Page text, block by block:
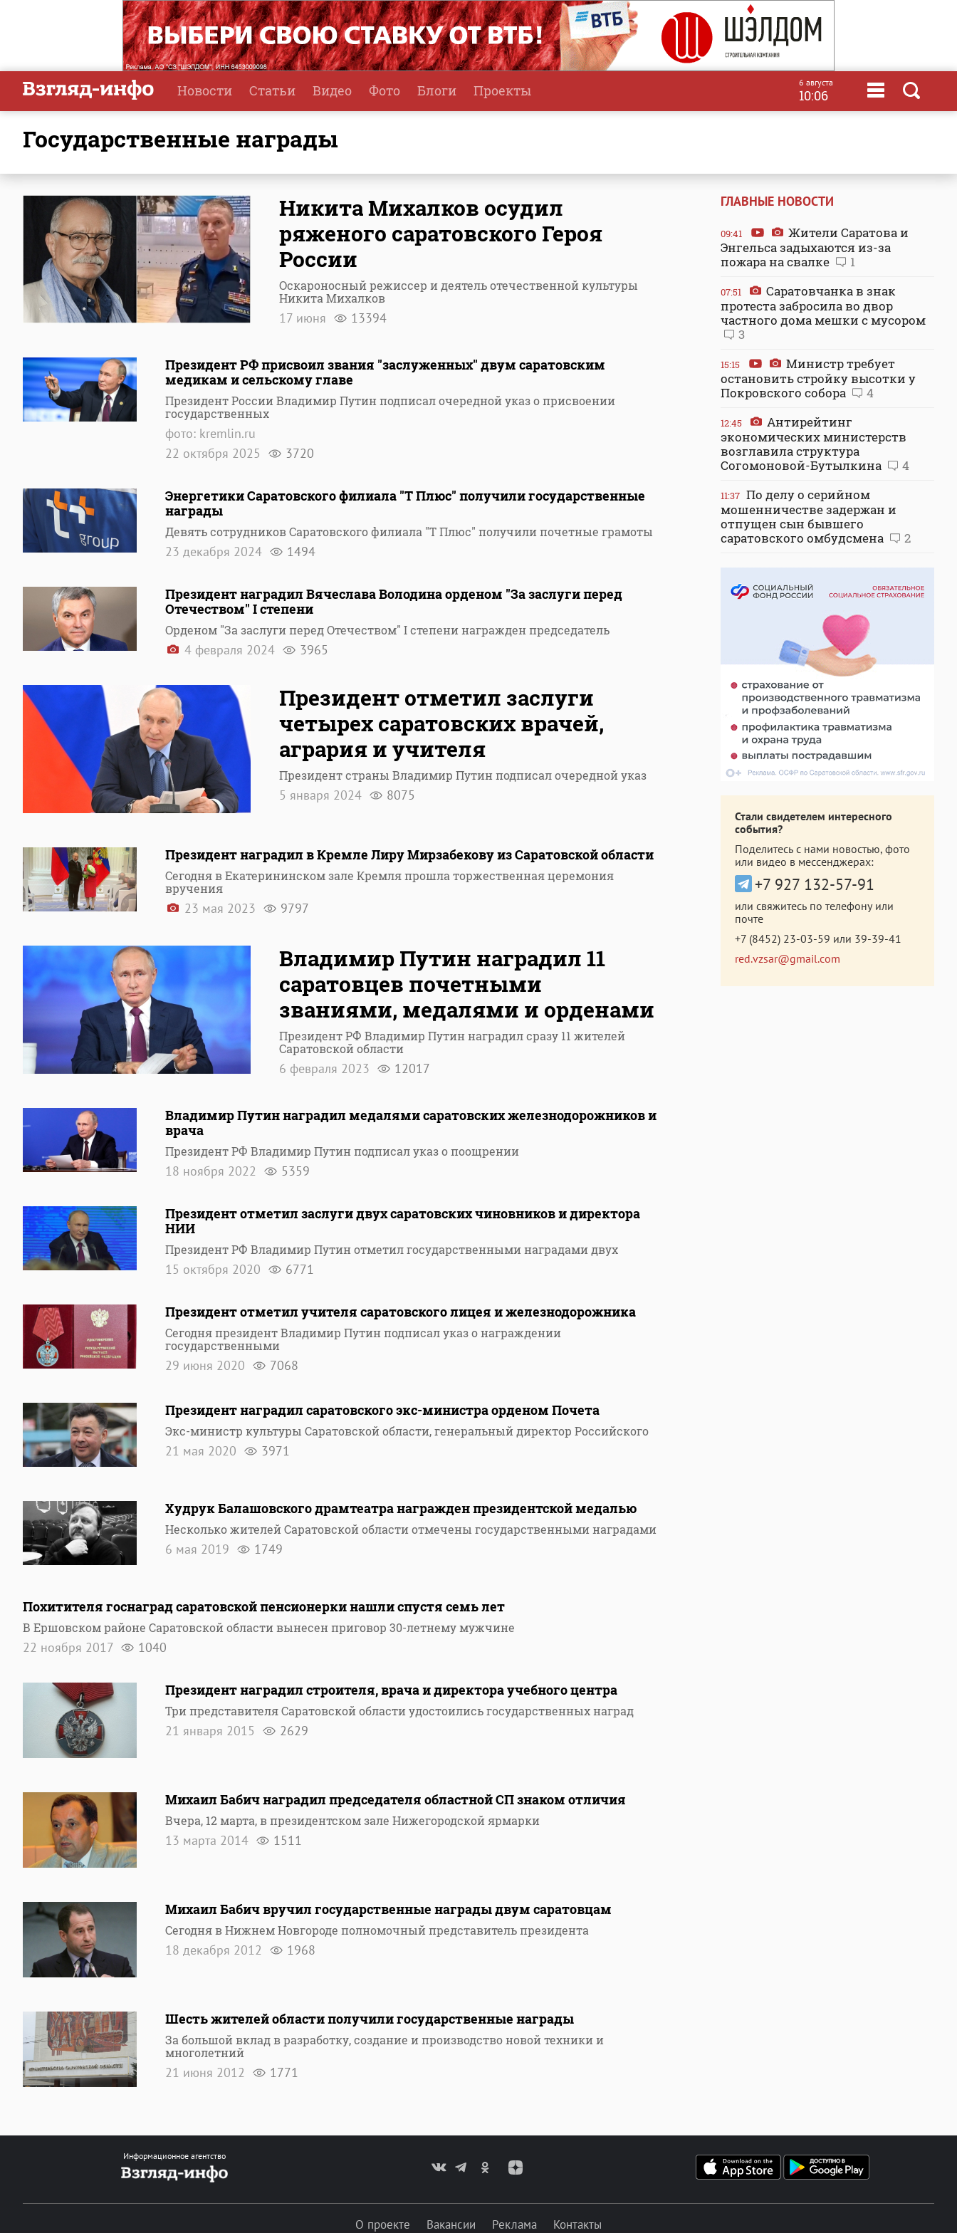
Новости Статьи Видео Фото Блоги Проекты 6 августа
10:06
государственные награды
Никита Михалков осудил
ряженого саратовского Героя
России
Оскароносный режиссер и деятель отечественной культуры
Никита Михалков
17 июня 13394
Президент РФ присвоил звания "заслуженных" двум саратовским
медикам и сельскому главе
Президент России Владимир Путин подписал очередной указ о присвоении
государственных
фото: kremlin.ru
22 октября 2025
3720
Энергетики Саратовского филиала "Т Плюс" получили государственные
награды
Девять сотрудников Саратовского филиала "Т Плюс" получили почетные грамоты
23 декабря 2024 1494
Президент наградил Вячеслава Володина орденом "За заслуги перед
Отечеством" I степени
Орденом "За заслуги перед Отечеством" I степени награжден председатель
4 февраля 2024 3965
Президент отметил заслуги
четырех саратовских врачей,
агрария и учителя
Президент страны Владимир Путин подписал очередной указ
5 января 2024 8075
Президент наградил в Кремле Лиру Мирзабекову из Саратовской области
Сегодня в Екатерининском зале Кремля прошла торжественная церемония
вручения
23 мая 2023 9797
Владимир Путин наградил 11
саратовцев почетными
званиями, медалями и орденами
Президент РФ Владимир Путин наградил сразу 11 жителей
Саратовской области
6 февраля 2023 12017
Владимир Путин наградил медалями саратовских железнодорожников и
врача
Президент РФ Владимир Путин подписал указ о поощрении
18 ноября 2022 5359
Президент отметил заслуги двух саратовских чиновников и директора
НИИ
Президент РФ Владимир Путин отметил государственными наградами двух
15 октября 2020 6771
Президент отметил учителя саратовского лицея и железнодорожника
Сегодня президент Владимир Путин подписал указ о награждении
государственными
29 июня 2020 7068
Президент наградил саратовского экс-министра орденом Почета
Экс-министр культуры Саратовской области, генеральный директор Российского
21 мая 2020 3971
Худрук Балашовского драмтеатра награжден президентской медалью
Несколько жителей Саратовской области отмечены государственными наградами
6 мая 2019 1749
Похитителя госнаград саратовской пенсионерки нашли спустя семь лет
В Ершовском районе Саратовской области вынесен приговор 30-летнему мужчине
22 ноября 2017 1040
Президент наградил строителя, врача и директора учебного центра
Три представителя Саратовской области удостоились государственных наград
21 января 2015 2629
Михаил Бабич наградил председателя областной СП знаком отличия
Вчера, 12 марта, в президентском зале Нижегородской ярмарки
13 марта 2014 1511
Михаил Бабич вручил государственные награды двум саратовцам
Сегодня в Нижнем Новгороде полномочный представитель президента
18 декабря 2012 1968
Шесть жителей области получили государственные награды
За большой вклад в разработку, создание и производство новой техники и
многолетний
21 июня 2012 1771
ГЛАВНЫЕ НОВОСТИ
09:41
Жители Саратова и
Энгельса задыхаются из-за
пожара на свалке
1
07:51
Саратовчанка в знак
протеста забросила во двор
частного дома мешки с мусором
3
15:15
Министр требует
остановить стройку высотки у
Покровского собора
4
12:45
Антирейтинг
экономических министерств
возглавила структура
Согомоновой-Бутылкина
4
11:37 По делу о серийном
мошенничестве задержан и
отпущен сын бывшего
саратовского омбудсмена
2
Стали свидетелем интересного
события?
Поделитесь с нами новостью, фото
или видео в мессенджерах:
+7 927 132-57-91
или свяжитесь по телефону или
почте
+7 (8452) 23-03-59 или 39-39-41
red.vzsar@gmail.com
Информационное агентство
О проекте Вакансии Реклама
Контакты